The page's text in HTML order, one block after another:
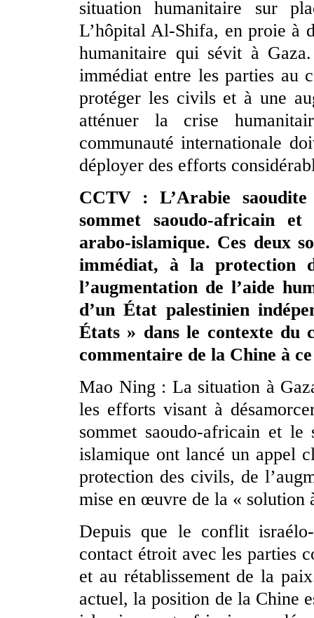
situation humanitaire sur
L’hôpital Al-Shifa, en proie à
humanitaire qui sévit à
immédiat entre les parties au
protéger les civils et à une
atténuer la crise
communauté internationale
déployer des efforts
CCTV : L’Arabie
sommet saoudo-africain
arabo-islamique. Ces deux
immédiat, à la protection
l’augmentation de l’aide
d’un État palestinien
États » dans le contexte du
commentaire de la Chine à
Mao Ning : La situation à
les efforts visant à
sommet saoudo-africain et le
islamique ont lancé un appel
protection des civils, de
mise en œuvre de la « solution
Depuis que le conflit
contact étroit avec les parties
et au rétablissement de la
actuel, la position de la Chine